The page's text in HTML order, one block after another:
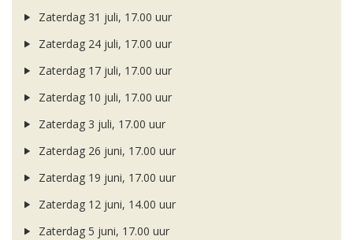
Zaterdag 31 juli, 17.00 uur
Zaterdag 24 juli, 17.00 uur
Zaterdag 17 juli, 17.00 uur
Zaterdag 10 juli, 17.00 uur
Zaterdag 3 juli, 17.00 uur
Zaterdag 26 juni, 17.00 uur
Zaterdag 19 juni, 17.00 uur
Zaterdag 12 juni, 14.00 uur
Zaterdag 5 juni, 17.00 uur